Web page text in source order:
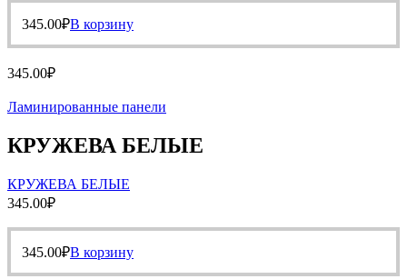
345.00₽В корзину
345.00₽
Ламинированные панели
КРУЖЕВА БЕЛЫЕ
КРУЖЕВА БЕЛЫЕ
345.00₽
345.00₽В корзину